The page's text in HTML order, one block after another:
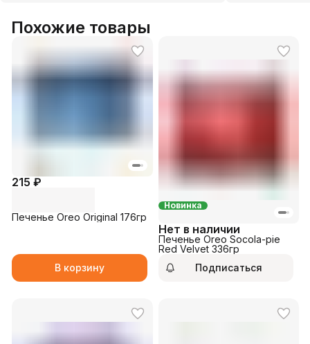
Похожие товары
215 ₽
Печенье Oreo Original 176гр
В корзину
Новинка
Нет в наличии
Печенье Oreo Socola-pie
Red Velvet 336гр
Подписаться